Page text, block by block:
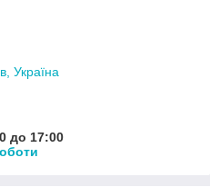
Україна
до 17:00